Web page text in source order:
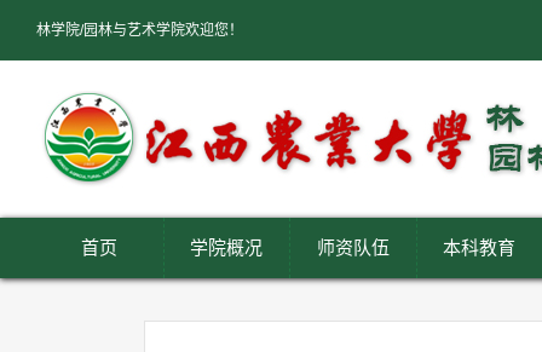
林学院/园林与艺术学院欢迎您！
首页 学院概况 师资队伍 本科教育